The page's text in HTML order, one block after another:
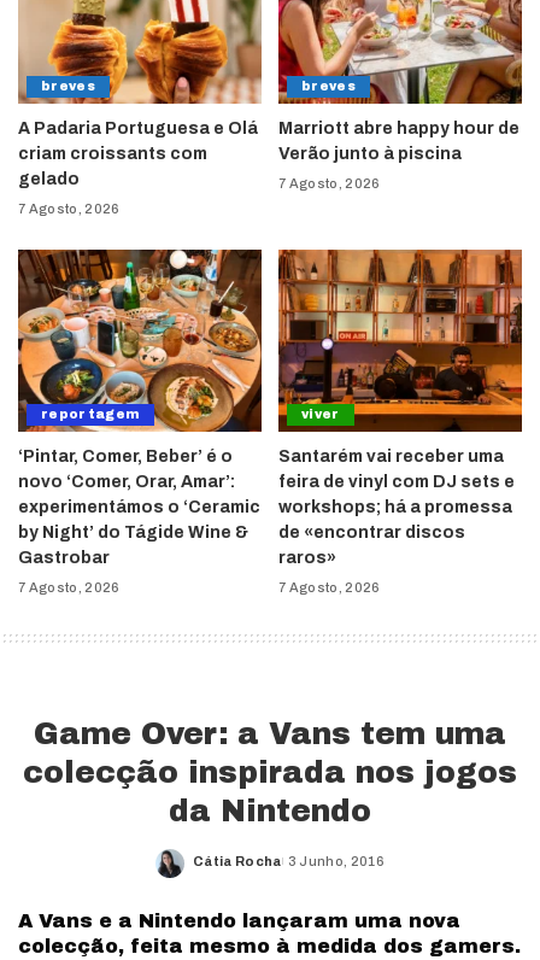
breves
A Padaria Portuguesa e Olá
criam croissants com
gelado
7 Agosto, 2026
breves
Marriott abre happy hour de
Verão junto à piscina
7 Agosto, 2026
reportagem
‘Pintar, Comer, Beber’ é o
novo ‘Comer, Orar, Amar’:
experimentámos o ‘Ceramic
by Night’ do Tágide Wine &
Gastrobar
7 Agosto, 2026
viver
Santarém vai receber uma
feira de vinyl com DJ sets e
workshops; há a promessa
de «encontrar discos
raros»
7 Agosto, 2026
Game Over: a Vans tem uma
colecção inspirada nos jogos
da Nintendo
Posted
Cátia Rocha 3 Junho, 2016
A Vans e a Nintendo lançaram uma nova
colecção, feita mesmo à medida dos gamers.